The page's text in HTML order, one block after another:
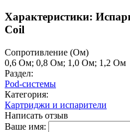
Характеристики:
Coil
Cопротивление (Ом)
0,6 Ом; 0,8 Ом; 1,0 Ом; 1,2 Ом
Раздел:
Pod-системы
Категория:
Картриджи и испарители
Написать отзыв
Ваше имя: